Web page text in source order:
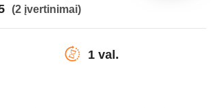
(2 įvertinimai)
1 val.